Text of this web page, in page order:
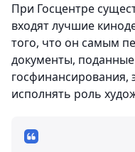
При Госцентре
входят лучшие
того, что он самым
документы,
госфинансирования,
исполнять роль